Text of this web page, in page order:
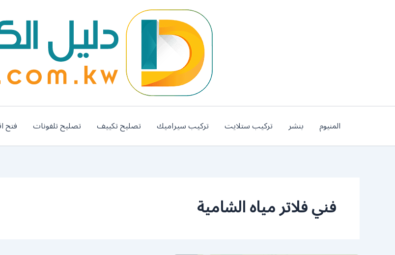
المنيوم بنشر تركيب ستلايت تركيب سيراميك تصليح تكييف تصليح تلفونات فتح
فني فلاتر مياه الشامية